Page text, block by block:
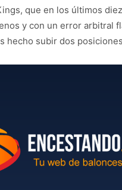
que en los últimos
y con un error arbitral
hecho subir dos